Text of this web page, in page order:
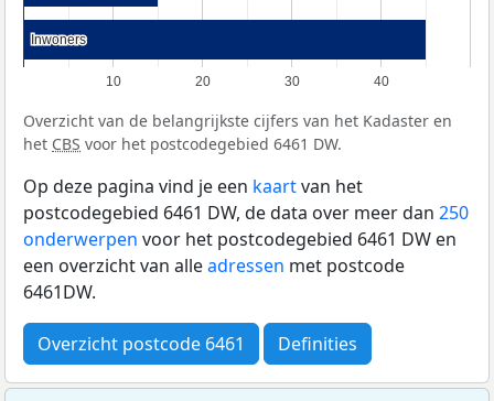
10 20 30 40
Inwoners
Inwoners
Overzicht van de belangrijkste cijfers van het Kadaster en
het CBS voor het postcodegebied 6461 DW.
Op deze pagina vind je een kaartvan het
postcodegebied 6461 DW, de data over meer dan 250
onderwerpen voor het postcodegebied 6461 DW en
een overzicht van alleadressen met postcode
6461DW.
Overzicht postcode 6461 Definities